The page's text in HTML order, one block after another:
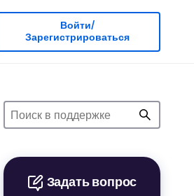
Войти/
Зарегистрироваться
Задать вопрос